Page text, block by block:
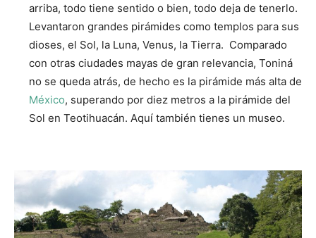
arriba, todo tiene sentido o bien, todo deja de tenerlo.
Levantaron grandes pirámides como templos para sus
dioses, el Sol, la Luna, Venus, la Tierra. Comparado
con otras ciudades mayas de gran relevancia, Toniná
no se queda atrás, de hecho es la pirámide más alta de
México, superando por diez metros a la pirámide del
Sol en Teotihuacán. Aquí también tienes un museo.